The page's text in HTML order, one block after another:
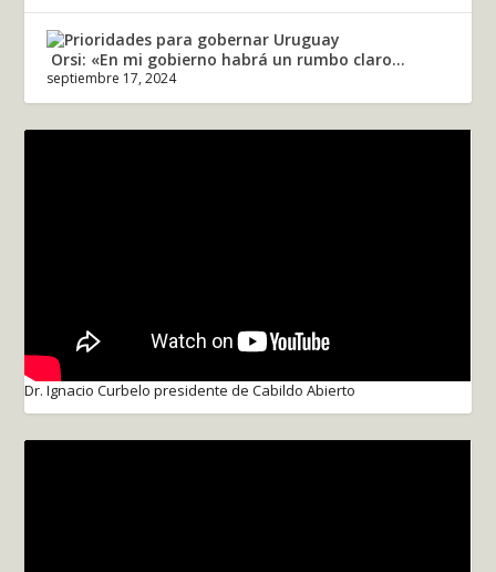
Orsi: «En mi gobierno habrá un rumbo claro...
septiembre 17, 2024
Dr. Ignacio Curbelo presidente de Cabildo Abierto